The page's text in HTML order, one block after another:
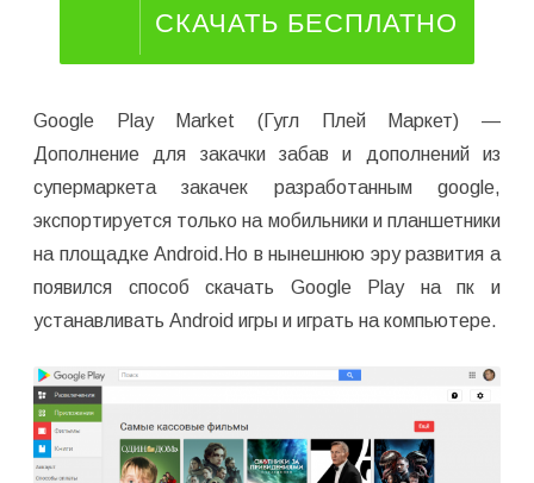
СКАЧАТЬ БЕСПЛАТНО
Google Play Market (Гугл Плей Маркет) —
Дополнение для закачки забав и дополнений из
супермаркета закачек разработанным google,
экспортируется только на мобильники и планшетники
на площадке Android.Но в нынешнюю эру развития а
появился способ скачать Google Play на пк и
устанавливать Android игры и играть на компьютере.